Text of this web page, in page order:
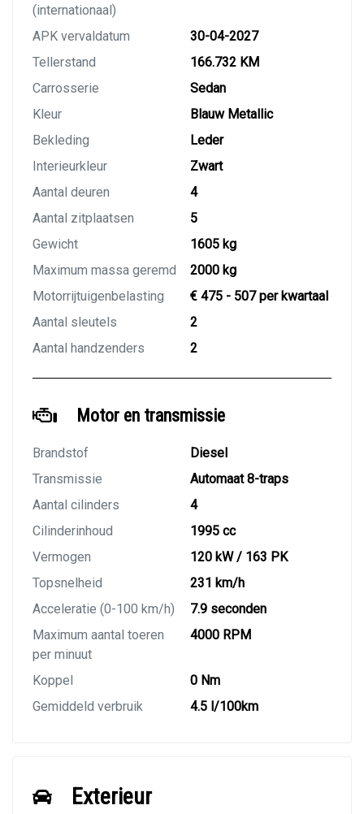
(internationaal)
APK vervaldatum
30-04-2027
Tellerstand
166.732 KM
Carrosserie
Sedan
Kleur
Blauw Metallic
Bekleding
Leder
Interieurkleur
Zwart
Aantal deuren
4
Aantal zitplaatsen
5
Gewicht
1605 kg
Maximum massa geremd
2000 kg
Motorrijtuigenbelasting
€ 475 - 507 per kwartaal
Aantal sleutels
2
Aantal handzenders
2
Motor en transmissie
Brandstof
Diesel
Transmissie
Automaat 8-traps
Aantal cilinders
4
Cilinderinhoud
1995 cc
Vermogen
120 kW / 163 PK
Topsnelheid
231 km/h
Acceleratie (0-100 km/h)
7.9 seconden
Maximum aantal toeren
per minuut
4000 RPM
Koppel
0 Nm
Gemiddeld verbruik
4.5 l/100km
Exterieur